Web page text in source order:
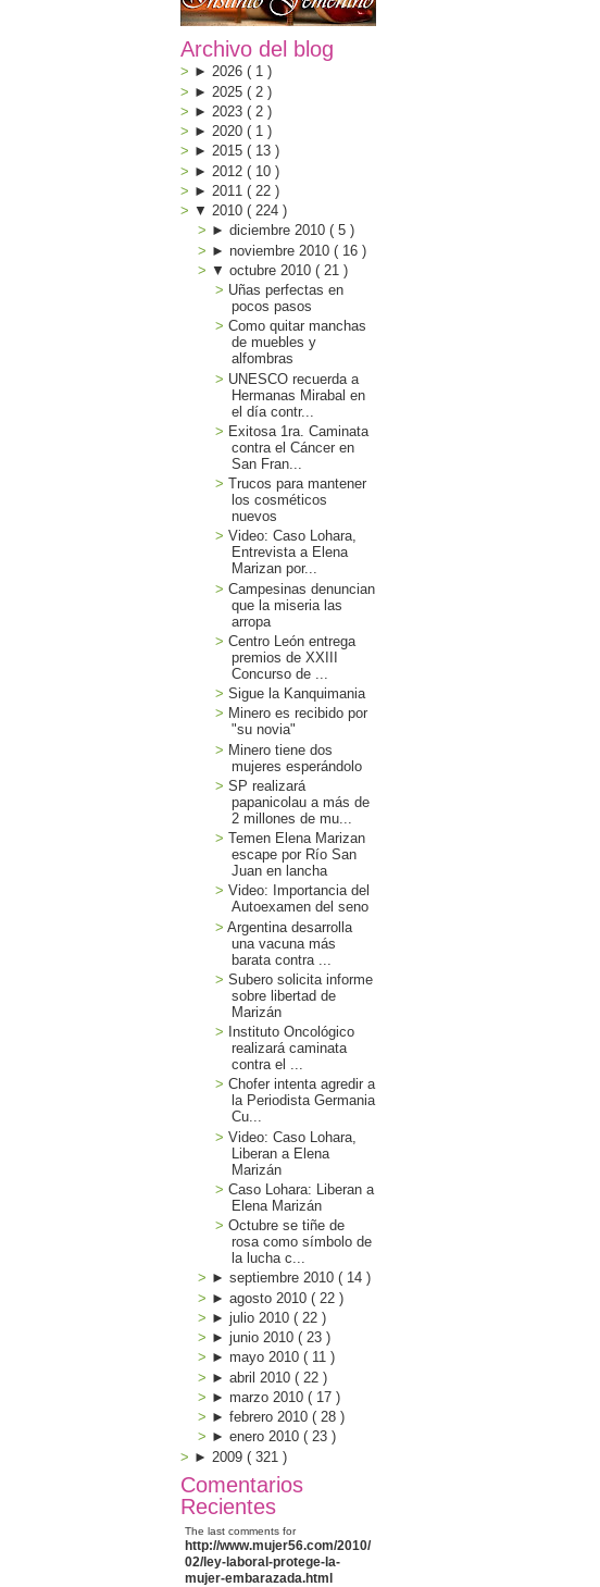
Archivo del blog
► 2026 ( 1 )
► 2025 ( 2 )
► 2023 ( 2 )
► 2020 ( 1 )
► 2015 ( 13 )
► 2012 ( 10 )
► 2011 ( 22 )
▼ 2010 ( 224 )
► diciembre 2010 ( 5 )
► noviembre 2010 ( 16 )
▼ octubre 2010 ( 21 )
Uñas perfectas en
pocos pasos
Como quitar manchas
de muebles y
alfombras
UNESCO recuerda a
Hermanas Mirabal en
el día contr...
Exitosa 1ra. Caminata
contra el Cáncer en
San Fran...
Trucos para mantener
los cosméticos
nuevos
Video: Caso Lohara,
Entrevista a Elena
Marizan por...
Campesinas denuncian
que la miseria las
arropa
Centro León entrega
premios de XXIII
Concurso de ...
Sigue la Kanquimania
Minero es recibido por
"su novia"
Minero tiene dos
mujeres esperándolo
SP realizará
papanicolau a más de
2 millones de mu...
Temen Elena Marizan
escape por Río San
Juan en lancha
Video: Importancia del
Autoexamen del seno
Argentina desarrolla
una vacuna más
barata contra ...
Subero solicita informe
sobre libertad de
Marizán
Instituto Oncológico
realizará caminata
contra el ...
Chofer intenta agredir a
la Periodista Germania
Cu...
Video: Caso Lohara,
Liberan a Elena
Marizán
Caso Lohara: Liberan a
Elena Marizán
Octubre se tiñe de
rosa como símbolo de
la lucha c...
► septiembre 2010 ( 14 )
► agosto 2010 ( 22 )
► julio 2010 ( 22 )
► junio 2010 ( 23 )
► mayo 2010 ( 11 )
► abril 2010 ( 22 )
► marzo 2010 ( 17 )
► febrero 2010 ( 28 )
► enero 2010 ( 23 )
► 2009 ( 321 )
Comentarios
Recientes
The last comments for
http://www.mujer56.com/2010/
02/ley-laboral-protege-la-
mujer-embarazada.html